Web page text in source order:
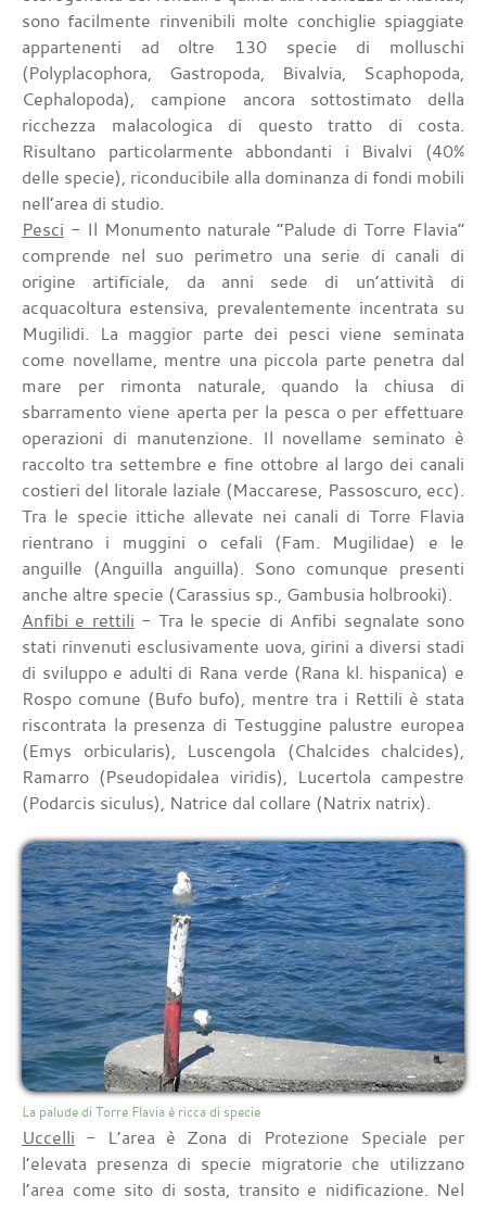
sono facilmente rinvenibili molte conchiglie spiaggiate
appartenenti ad oltre 130 specie di molluschi
(Polyplacophora, Gastropoda, Bivalvia, Scaphopoda,
Cephalopoda), campione ancora sottostimato della
ricchezza malacologica di questo tratto di costa.
Risultano particolarmente abbondanti i Bivalvi (40%
delle specie), riconducibile alla dominanza di fondi mobili
nell’area di studio.
Pesci - Il Monumento naturale “Palude di Torre Flavia”
comprende nel suo perimetro una serie di canali di
origine artificiale, da anni sede di un’attività di
acquacoltura estensiva, prevalentemente incentrata su
Mugilidi. La maggior parte dei pesci viene seminata
come novellame, mentre una piccola parte penetra dal
mare per rimonta naturale, quando la chiusa di
sbarramento viene aperta per la pesca o per effettuare
operazioni di manutenzione. Il novellame seminato è
raccolto tra settembre e fine ottobre al largo dei canali
costieri del litorale laziale (Maccarese, Passoscuro, ecc).
Tra le specie ittiche allevate nei canali di Torre Flavia
rientrano i muggini o cefali (Fam. Mugilidae) e le
anguille (Anguilla anguilla). Sono comunque presenti
anche altre specie (Carassius sp., Gambusia holbrooki).
Anfibi e rettili - Tra le specie di Anfibi segnalate sono
stati rinvenuti esclusivamente uova, girini a diversi stadi
di sviluppo e adulti di Rana verde (Rana kl. hispanica) e
Rospo comune (Bufo bufo), mentre tra i Rettili è stata
riscontrata la presenza di Testuggine palustre europea
(Emys orbicularis), Luscengola (Chalcides chalcides),
Ramarro (Pseudopidalea viridis), Lucertola campestre
(Podarcis siculus), Natrice dal collare (Natrix natrix).
La palude di Torre Flavia è ricca di specie
Uccelli - L’area è Zona di Protezione Speciale per
l’elevata presenza di specie migratorie che utilizzano
l’area come sito di sosta, transito e nidificazione. Nel